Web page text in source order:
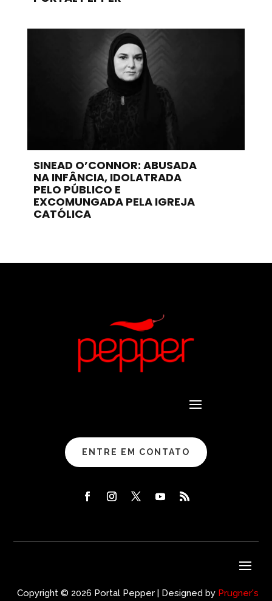
SINEAD O’CONNOR: ABUSADA
NA INFÂNCIA, IDOLATRADA
PELO PÚBLICO E
EXCOMUNGADA PELA IGREJA
CATÓLICA
ENTRE EM CONTATO
Copyright © 2026 Portal Pepper | Designed by Prugner's